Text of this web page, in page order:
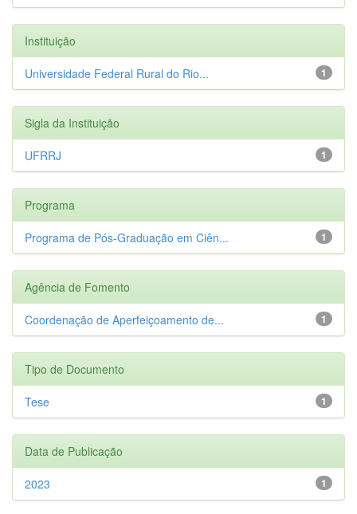
Instituição
1
Universidade Federal Rural do Rio...
Sigla da Instituição
1
UFRRJ
Programa
1
Programa de Pós-Graduação em Ciên...
Agência de Fomento
1
Coordenação de Aperfeiçoamento de...
Tipo de Documento
1
Tese
Data de Publicação
1
2023